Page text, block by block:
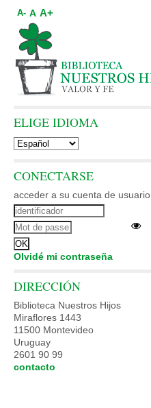
A- A A+
ELIGE IDIOMA
CONECTARSE
acceder a su cuenta de usuario
Olvidé mi contraseña
DIRECCIÓN
Biblioteca Nuestros Hijos
Miraflores 1443
11500 Montevideo
Uruguay
2601 90 99
contacto